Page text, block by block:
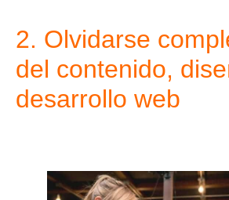
2. Olvidarse
del contenido,
desarrollo web